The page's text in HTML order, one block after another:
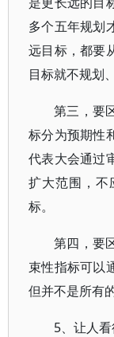
多个五年规划
远目标，都要
目标就不规划
第三，要
标分为预期性
代表大会通过
扩大范围，不
标。
第四，要
束性指标可以
但并不是所有
5、让人